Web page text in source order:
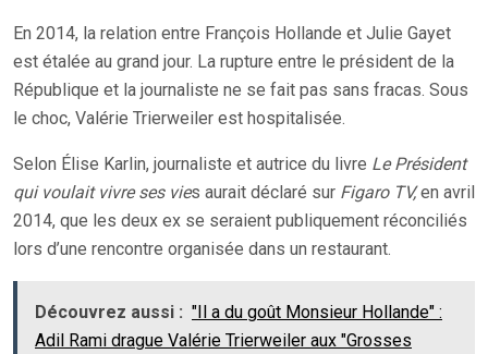
En 2014, la relation entre François Hollande et Julie Gayet
est étalée au grand jour. La rupture entre le président de la
République et la journaliste ne se fait pas sans fracas. Sous
le choc, Valérie Trierweiler est hospitalisée.
Selon Élise Karlin, journaliste et autrice du livre Le Président
qui voulait vivre ses vies aurait déclaré sur Figaro TV,en avril
2014, que les deux ex se seraient publiquement réconciliés
lors d’une rencontre organisée dans un restaurant.
Découvrez aussi : "Il a du goût Monsieur Hollande" :
Adil Rami drague Valérie Trierweiler aux "Grosses